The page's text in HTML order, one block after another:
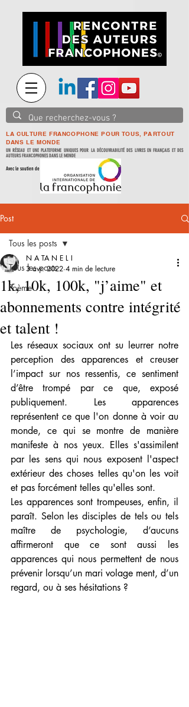
LA CULTURE FRANCOPHONE POUR TOUS, PARTOUT
DANS LE MONDE
UN RÉSEAU ET UNE PLATEFORME UNIQUES POUR LA DÉCOUVRABILITÉ DES LIVRES EN FRANÇAIS ET DES
AUTEURS FRANCOPHONES DANS LE MONDE
Avec le soutien de
Post
Tous les posts
Poème
Tous les posts
1k, 10k, 100k, "j’aime" et
abonnements contre intégrité
et talent !
N A TA N E L I
3 avr. 2022 4 min de lecture
Les réseaux sociaux ont su leurrer notre
perception des apparences et creuser
l’impact sur nos ressentis, ce sentiment
d’être trompé par ce que, exposé
publiquement. Les apparences
représentent ce que l'on donne à voir au
monde, ce qui se montre de manière
manifeste à nos yeux. Elles s'assimilent
par les sens qui nous exposent l'aspect
extérieur des choses telles qu'on les voit
et pas forcément telles qu'elles sont.
Les apparences sont trompeuses, enfin, il
paraît. Selon les disciples de tels ou tels
maître de psychologie, d’aucuns
affirmeront que ce sont aussi les
apparences qui nous permettent de nous
prévenir lorsqu’un mari volage ment, d’un
regard, ou à ses hésitations ?